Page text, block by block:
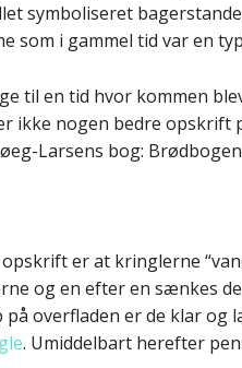
symboliseret
som i gammel tid var en
til en tid hvor kommen
ikke nogen bedre opskrift
Larsens bog:
er at kringlerne
og en efter en sænkes
på overfladen er de klar og
. Umiddelbart herefter